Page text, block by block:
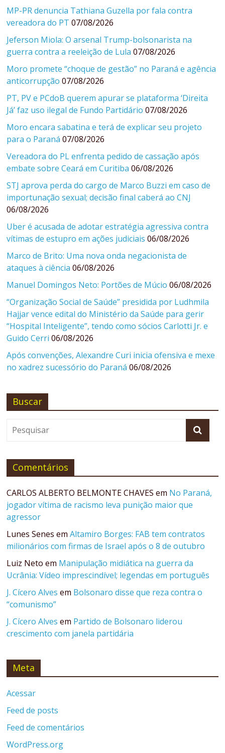
MP-PR denuncia Tathiana Guzella por fala contra
vereadora do PT 07/08/2026
Jeferson Miola: O arsenal Trump-bolsonarista na
guerra contra a reeleição de Lula 07/08/2026
Moro promete “choque de gestão” no Paraná e agência
anticorrupção 07/08/2026
PT, PV e PCdoB querem apurar se plataforma ‘Direita
Já’ faz uso ilegal de Fundo Partidário 07/08/2026
Moro encara sabatina e terá de explicar seu projeto
para o Paraná 07/08/2026
Vereadora do PL enfrenta pedido de cassação após
embate sobre Ceará em Curitiba 06/08/2026
STJ aprova perda do cargo de Marco Buzzi em caso de
importunação sexual; decisão final caberá ao CNJ
06/08/2026
Uber é acusada de adotar estratégia agressiva contra
vítimas de estupro em ações judiciais 06/08/2026
Marco de Brito: Uma nova onda negacionista de
ataques à ciência 06/08/2026
Manuel Domingos Neto: Portões de Múcio 06/08/2026
“Organização Social de Saúde” presidida por Ludhmila
Hajjar vence edital do Ministério da Saúde para gerir
“Hospital Inteligente”, tendo como sócios Carlotti Jr. e
Guido Cerri 06/08/2026
Após convenções, Alexandre Curi inicia ofensiva e mexe
no xadrez sucessório do Paraná 06/08/2026
Buscar
Comentários
CARLOS ALBERTO BELMONTE CHAVES em No Paraná,
jogador vítima de racismo leva punição maior que
agressor
Lunes Senes emAltamiro Borges: FAB tem contratos
milionários com firmas de Israel após o 8 de outubro
Luiz Neto em Manipulação midiática na guerra da
Ucrânia: Vídeo imprescindível; legendas em português
J. Cícero Alves em Bolsonaro disse que reza contra o
“comunismo”
J. Cícero Alves em Partido de Bolsonaro liderou
crescimento com janela partidária
Meta
Acessar
Feed de posts
Feed de comentários
WordPress.org